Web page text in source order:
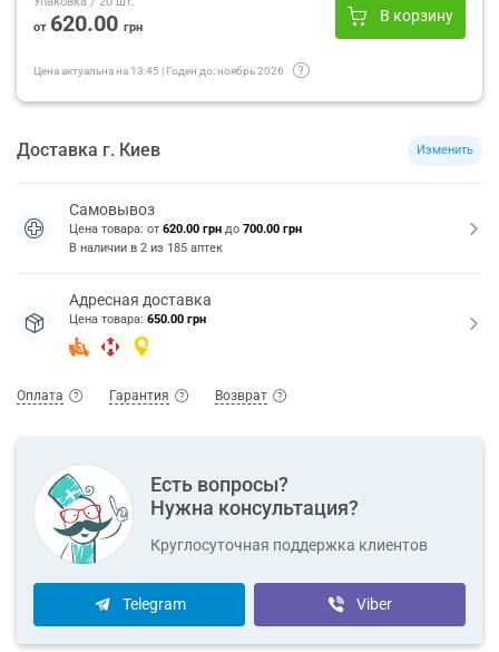
от 620.00 грн
В корзину
Цена актуальна на 13:45 | Годен до:ноябрь 2026
Доставка г. Киев Изменить
Самовывоз
Цена товара: от 620.00 грн до 700.00 грн
В наличии в 2 из 185 аптек
Адресная доставка
Цена товара: 650.00 грн
Оплата Гарантия Возврат
Есть вопросы?
Нужна консультация?
Круглосуточная поддержка клиентов
Telegram Viber